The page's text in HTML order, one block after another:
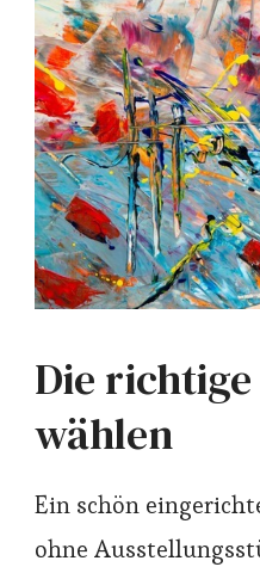
Die
wählen
Ein schön
ohne